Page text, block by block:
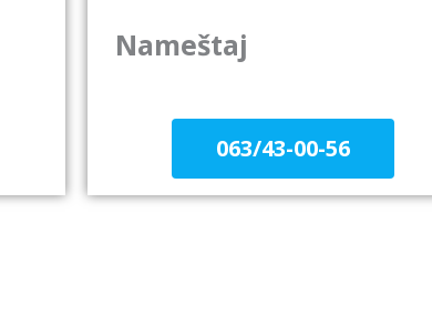
Nameštaj
063/43-00-56